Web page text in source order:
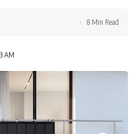
AM
8 Min Read